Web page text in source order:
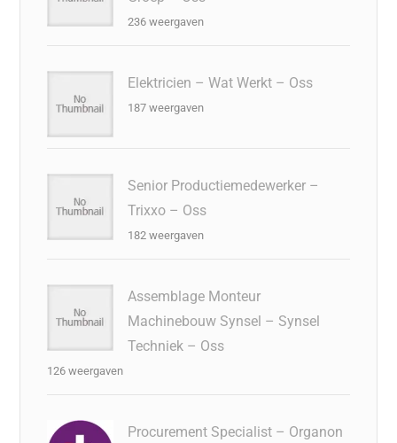
236 weergaven
Elektricien – Wat Werkt – Oss
187 weergaven
Senior Productiemedewerker –
Trixxo – Oss
182 weergaven
Assemblage Monteur
Machinebouw Synsel – Synsel
Techniek – Oss
126 weergaven
Procurement Specialist – Organon